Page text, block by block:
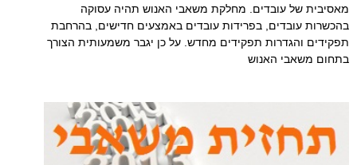
מאסיבית של עובדים. מחלקת משאבי האנוש תהיה עסוקה
בהכשרות עובדים, בפרידות עובדים באמצעים חדישים, בהרחבת
תפקידים והגדרות תפקידים מחדש. על כן יגבר משמעותית הצורך
בתחום משאבי האנוש